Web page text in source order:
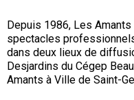
Salles
Alphonse-Desjardins du
Cabaret des Amants
BILLETTERIE
CARTE-CADEAU
Depuis 1986, Les
spectacles
dans deux lieux de
Desjardins du Cégep
Amants à Ville de Saint-